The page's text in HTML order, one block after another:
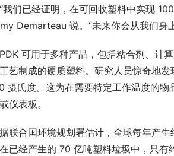
“我们已经证明，在可回收塑料中实现
Demarteau 说。”未来你会从我们身
PDK 可用于多种产品，包括粘合剂、计
艺制成的硬质塑料。研究人员惊奇地
摄氏度。这为在需要特定工作温度的
仪表板。
据联合国环境规划署估计，全球每年产
已经产生的 70 亿吨塑料垃圾中，只有